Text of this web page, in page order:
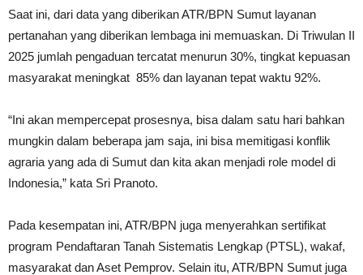
Saat ini, dari data yang diberikan ATR/BPN Sumut layanan
pertanahan yang diberikan lembaga ini memuaskan. Di Triwulan II
2025 jumlah pengaduan tercatat menurun 30%, tingkat kepuasan
masyarakat meningkat 85% dan layanan tepat waktu 92%.
“Ini akan mempercepat prosesnya, bisa dalam satu hari bahkan
mungkin dalam beberapa jam saja, ini bisa memitigasi konflik
agraria yang ada di Sumut dan kita akan menjadi role model di
Indonesia,” kata Sri Pranoto.
Pada kesempatan ini, ATR/BPN juga menyerahkan sertifikat
program Pendaftaran Tanah Sistematis Lengkap (PTSL), wakaf,
masyarakat dan Aset Pemprov. Selain itu, ATR/BPN Sumut juga